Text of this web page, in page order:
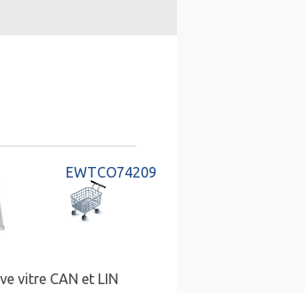
EWTCO74209
vitre CAN et LIN